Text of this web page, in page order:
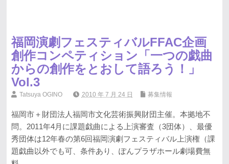
福岡演劇フェスティバルFFAC企画
創作コンペティション「一つの戯曲
からの創作をとおして語ろう！」
Vol.3
Tatsuya OGINO 2010 年 7 月 24 日 募集情報
福岡市＋財団法人福岡市文化芸術振興財団主催。本拠地不
問。2011年4月に課題戯曲による上演審査（3団体）、最優
秀団体は12年春の第6回福岡演劇フェスティバル上演権（課
題戯曲以外でも可、条件あり、ぽんプラザホール劇場費無